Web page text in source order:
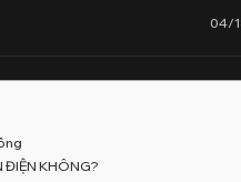
04/
ĐIỆN KHÔNG?